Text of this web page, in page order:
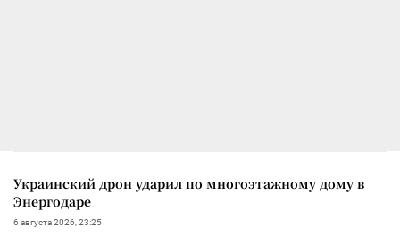
Украинский дрон ударил по многоэтажному дому в
Энергодаре
6 августа 2026, 23:25